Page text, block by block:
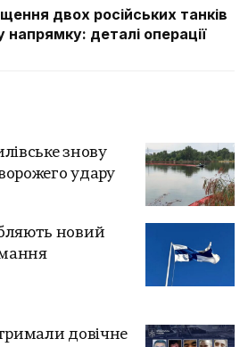
двох російських танків
деталі операції
знову
удару
новий
довічне